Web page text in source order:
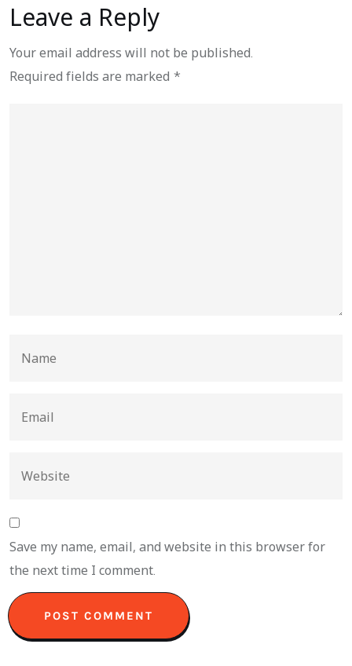
Leave a Reply
Your email address will not be published.
Required fields are marked *
Save my name, email, and website in this browser for
the next time I comment.